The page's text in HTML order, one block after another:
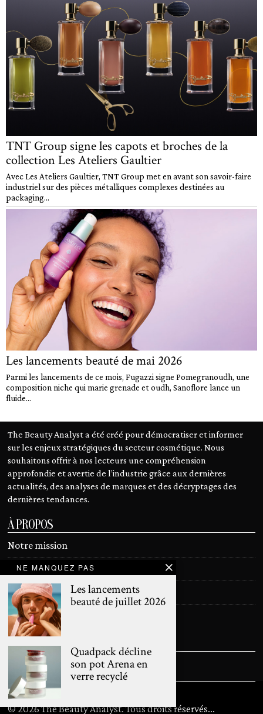
TNT Group signe les capots et broches de la
collection Les Ateliers Gaultier
Avec Les Ateliers Gaultier, TNT Group met en avant son savoir-faire
industriel sur des pièces métalliques complexes destinées au
packaging...
Les lancements beauté de mai 2026
Parmi les lancements de ce mois, Fugazzi signe Pomegranoudh, une
composition niche qui marie grenade et oudh, Sanoflore lance un
fluide...
The Beauty Analyst a été créé pour démocratiser et informer
sur les enjeux stratégiques du secteur cosmétique. Nous
souhaitons offrir à nos lecteurs une compréhension
approfondie et avertie de l’industrie grâce aux dernières
actualités, des analyses de marques et des décryptages des
dernières tendances.
À PROPOS
Notre mission
Devenir contributeur
Contact
Mentions légales
SUIVEZ NOUS
©2026The Beauty Analyst. Tous droits réservés...
NE MANQUEZ PAS
Les lancements
beauté de juillet 2026
Quadpack décline
son pot Arena en
verre recyclé